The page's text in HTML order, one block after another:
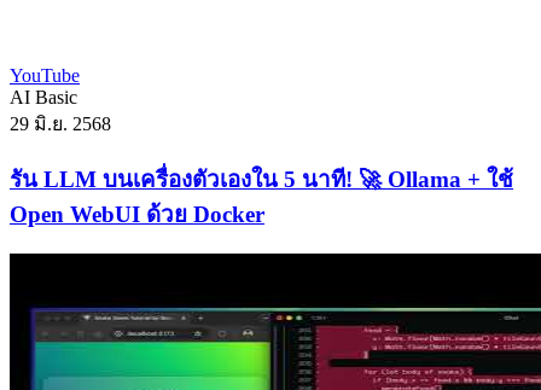
YouTube
AI Basic
29 มิ.ย. 2568
รัน LLM บนเครื่องตัวเองใน 5 นาที! 🚀 Ollama + ใช้
Open WebUI ด้วย Docker